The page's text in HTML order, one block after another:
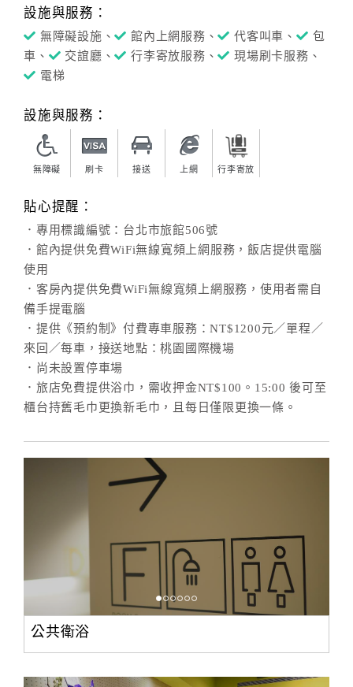
設施與服務：
無障礙設施、 館內上網服務、 代客叫車、
包
車、
交誼廳、 行李寄放服務、
現場刷卡服務、
電梯
設施與服務：
無障礙 刷卡 接送 上網 行李寄放
貼心提醒：
．專用標識編號：台北市旅館506號
．館內提供免費WiFi無線寬頻上網服務，飯店提供電腦
使用
．客房內提供免費WiFi無線寬頻上網服務，使用者需自
備手提電腦
．提供《預約制》付費專車服務：NT$1200元／單程／
來回／每車，接送地點：桃園國際機場
．尚未設置停車場
．旅店免費提供浴巾，需收押金NT$100。15:00 後可至
櫃台持舊毛巾更換新毛巾，且每日僅限更換一條。
公共衛浴